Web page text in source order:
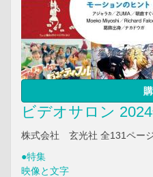
ビデオサロン
株式会社 玄光社 全131ペー
●特集
映像と文字